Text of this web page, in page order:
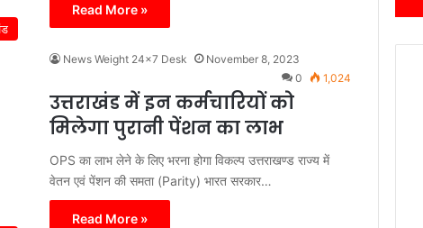
Read More »
News Weight 24x7 Desk
November 8, 2023
0
1,024
उत्तराखंड में इन कर्मचारियों को
मिलेगा पुरानी पेंशन का लाभ
OPS का लाभ लेने के लिए भरना होगा विकल्प उत्तराखण्ड राज्य में
वेतन एवं पेंशन की समता (Parity) भारत सरकार…
Read More »